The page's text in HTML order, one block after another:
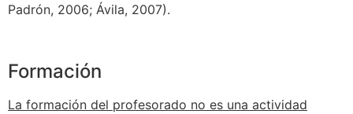
Padrón, 2006; Ávila, 2007).
Formación
La formación del profesorado no es una actividad